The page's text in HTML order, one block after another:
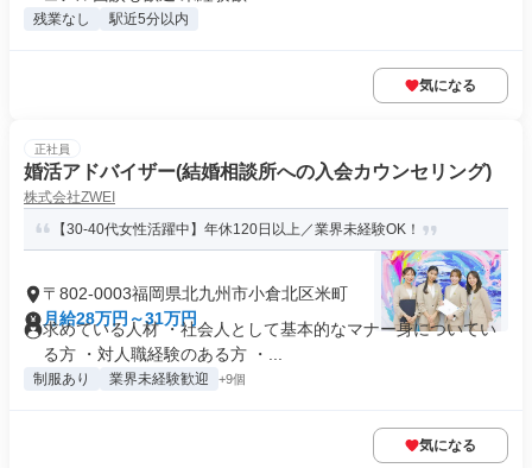
残業なし 駅近5分以内
気になる
正社員
婚活アドバイザー(結婚相談所への入会カウンセリング)
株式会社ZWEI
【30-40代女性活躍中】年休120日以上／業界未経験OK！
〒802-0003福岡県北九州市小倉北区米町
月給28万円～31万円
求めている人材 ・社会人として基本的なマナー身についてい
る方 ・対人職経験のある方 ・...
制服あり 業界未経験歓迎 +9個
気になる